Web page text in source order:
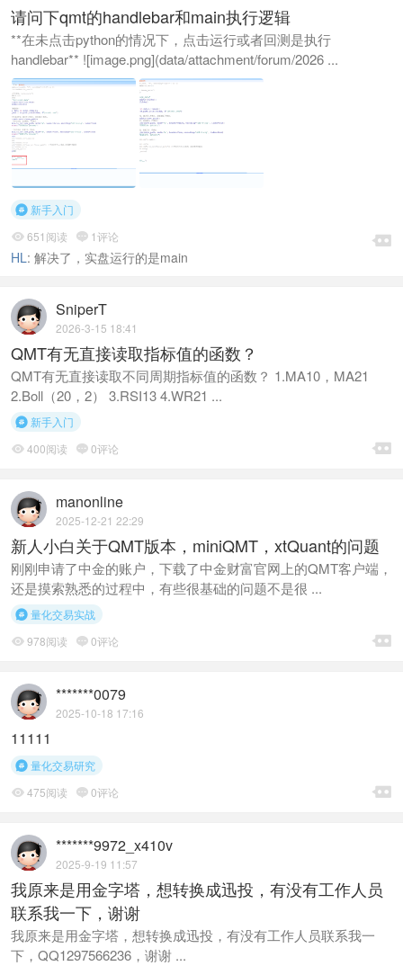
请问下qmt的handlebar和main执行逻辑
**在未点击python的情况下，点击运行或者回测是执行
handlebar** ![image.png](data/attachment/forum/2026 ...
 新手入门

651阅读  1评论
HL: 解决了，实盘运行的是main
SniperT
2026-3-15 18:41
QMT有无直接读取指标值的函数？
QMT有无直接读取不同周期指标值的函数？ 1.MA10，MA21
2.Boll（20，2） 3.RSI13 4.WR21 ...
 新手入门

400阅读 0评论
manonline
2025-12-21 22:29
新人小白关于QMT版本，miniQMT，xtQuant的问题
刚刚申请了中金的账户，下载了中金财富官网上的QMT客户端，
还是摸索熟悉的过程中，有些很基础的问题不是很 ...
量化交易实战

978阅读 0评论
*******0079
2025-10-18 17:16
11111
量化交易研究

475阅读 0评论
*******9972_x410v
2025-9-19 11:57
我原来是用金字塔，想转换成迅投，有没有工作人员
联系我一下，谢谢
我原来是用金字塔，想转换成迅投，有没有工作人员联系我一
下，QQ1297566236，谢谢 ...